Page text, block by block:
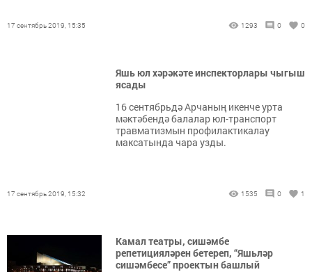
17 сентябрь 2019, 15:35 1293 0 0
Яшь юл хәрәкәте инспекторлары чыгыш
ясады
16 сентябрьдә Арчаның икенче урта
мәктәбендә балалар юл-транспорт
травматизмын профилактикалау
максатында чара узды.
17 сентябрь 2019, 15:32 1535 0 1
Камал театры, сишәмбе
репетицияләрен бетереп, “Яшьләр
сишәмбесе” проектын башлый